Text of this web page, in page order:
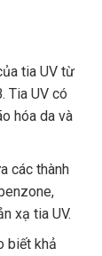
tia UV từ
Tia UV có
hóa da và
các thành
xạ tia UV.
biết khả